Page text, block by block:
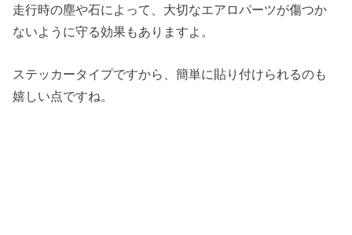
走行時の塵や石によって、大切なエアロパーツが傷つか
ないように守る効果もありますよ。
ステッカータイプですから、簡単に貼り付けられるのも
嬉しい点ですね。